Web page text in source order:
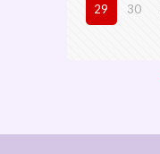
29 30